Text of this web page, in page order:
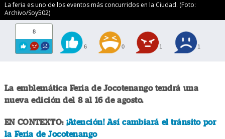
La feria es uno de los eventos más concurridos en la Ciudad. (Foto:
Archivo/Soy502)
8
6 0 1 1
La emblemática Feria de Jocotenango tendrá una
nueva edición del 8 al 16 de agosto.
EN CONTEXTO:¡Atención! Así cambiará el tránsito por
la Feria de Jocotenango